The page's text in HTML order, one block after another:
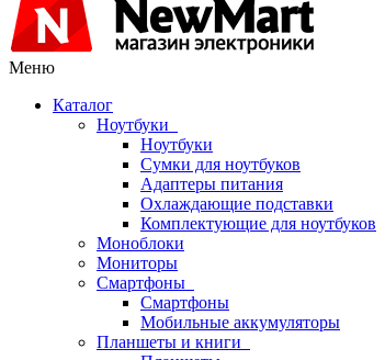
Меню
Каталог
Ноутбуки
Ноутбуки
Сумки для ноутбуков
Адаптеры питания
Охлаждающие подставки
Комплектующие для ноутбуков
Моноблоки
Мониторы
Смартфоны
Смартфоны
Мобильные аккумуляторы
Планшеты и книги